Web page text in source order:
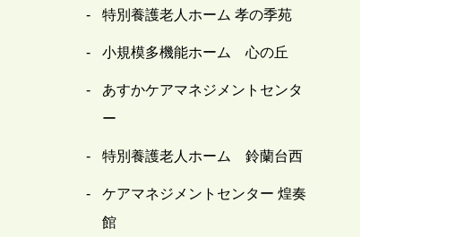
特別養護老人ホーム 孝の季苑
小規模多機能ホーム 心の丘
あすかケアマネジメントセンタ
ー
特別養護老人ホーム 鈴蘭台西
ケアマネジメントセンター 煌奏
館